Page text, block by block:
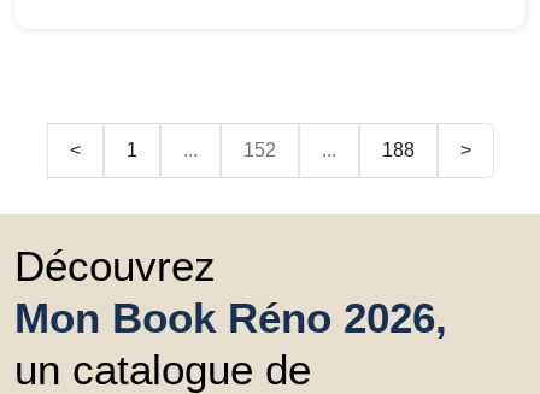
< 1 ... 152 ... 188 >
Découvrez
Mon Book Réno 2026,
un catalogue de